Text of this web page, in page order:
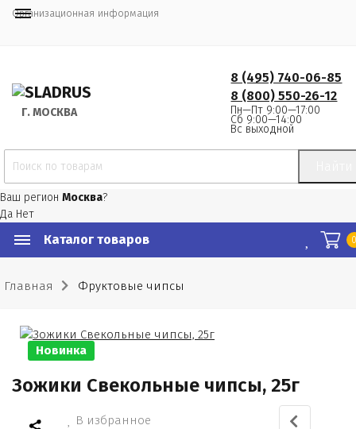
Организационная информация
Г. МОСКВА
8 (495) 740-06-85
8 (800) 550-26-12
Пн—Пт 9:00—17:00
Сб 9:00—14:00
Вс выходной
Ваш регион Москва?
Да Нет
Каталог товаров
Главная Фруктовые чипсы
Новинка
Зожики Свекольные чипсы, 25г
В избранное